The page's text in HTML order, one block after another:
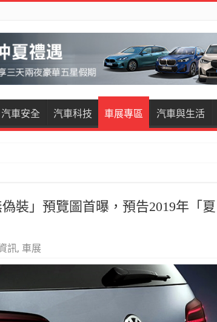
汽車安全 汽車科技 車展專區 汽車與生活
裝」預覽圖首曝，預告2019年「夏
訊, 車展